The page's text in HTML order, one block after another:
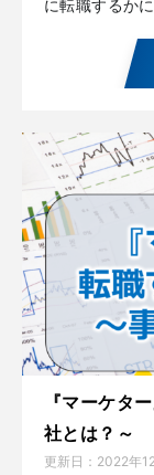
に転職するか
『マーケタ
社とは？～
更新日： 2022年